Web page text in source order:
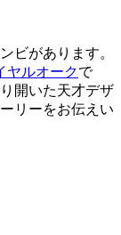
ビがあります。
ヤルオークで
開いた天才デザ
リーをお伝えい